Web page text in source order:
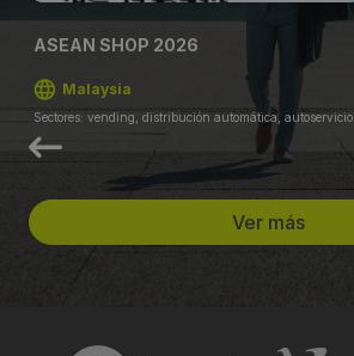
ASEAN SHOP 2026
Malaysia
Sectores: vending, distribución automática, autoservicio
Ver más